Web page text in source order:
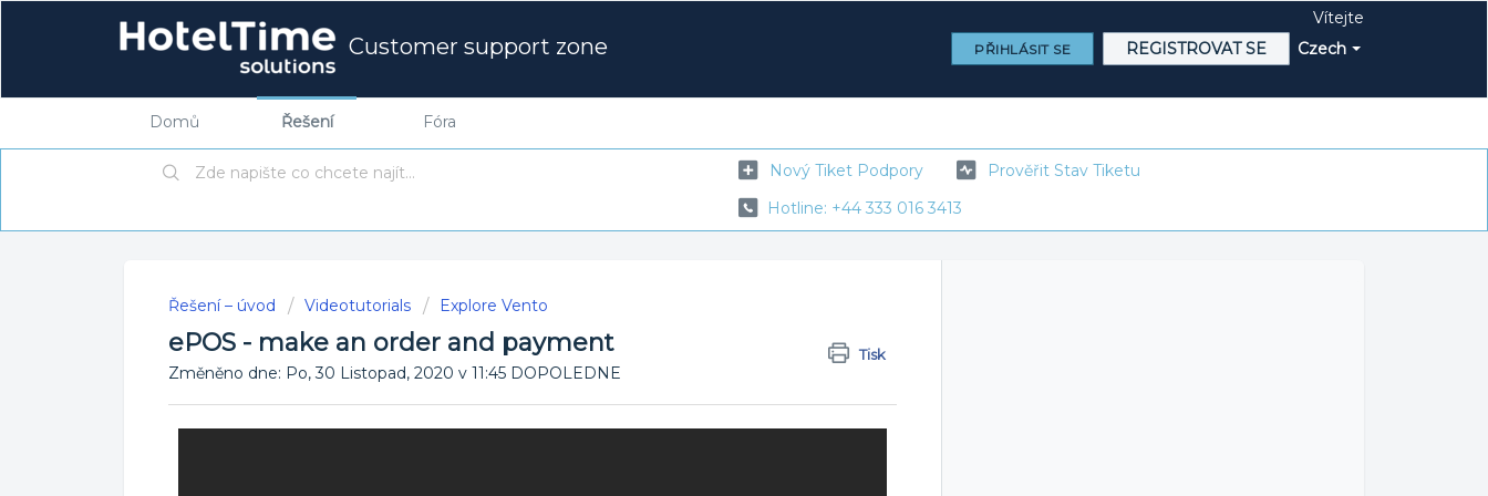
Customer support zone Czech
Vítejte
PŘIHLÁSIT SE REGISTROVAT SE
Domů Řešení Fóra
Nový Tiket Podpory
Prověřit Stav Tiketu
Hotline: +44 333 016 3413
Řešení – úvod Videotutorials Explore Vento
ePOS - make an order and payment Tisk
Změněno dne: Po, 30 Listopad, 2020 v 11:45 DOPOLEDNE